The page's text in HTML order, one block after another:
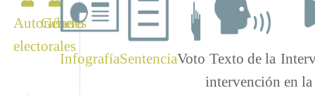
Autoridades
electorales
Género
InfografíaSentenciaVoto Texto de la
intervención en